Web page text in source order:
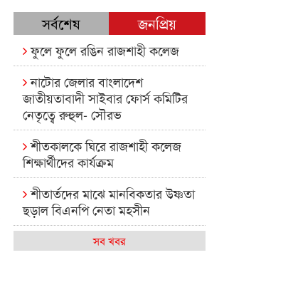
সর্বশেষ জনপ্রিয়
ফুলে ফুলে রঙিন রাজশাহী কলেজ
নাটোর জেলার বাংলাদেশ
জাতীয়তাবাদী সাইবার ফোর্স কমিটির
নেতৃত্বে রুহুল- সৌরভ
শীতকালকে ঘিরে রাজশাহী কলেজ
শিক্ষার্থীদের কার্যক্রম
শীতার্তদের মাঝে মানবিকতার উষ্ণতা
ছড়াল বিএনপি নেতা মহসীন
রাজশাহী কলেজের মিষ্টি বিকেল
সব খবর